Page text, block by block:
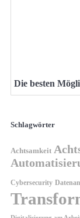
Die besten
Schlagwörter
Achtsamkeit
Cybersecurity